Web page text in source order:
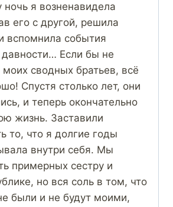
ночь я возненавидела
его с другой, решила
вспомнила события
Если бы не
сводных братьев, всё
Спустя столько лет, они
и теперь окончательно
жизнь. Заставили
то, что я долгие годы
внутри себя. Мы
примерных сестру и
но вся соль в том, что
были и не будут моими,